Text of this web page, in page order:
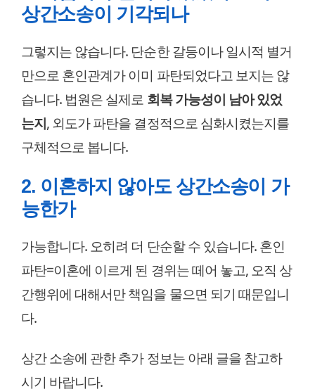
상간소송이 기각되나
그렇지는 않습니다. 단순한 갈등이나 일시적 별거
만으로 혼인관계가 이미 파탄되었다고 보지는 않
습니다. 법원은 실제로 회복 가능성이 남아 있었
는지, 외도가 파탄을 결정적으로 심화시켰는지를
구체적으로 봅니다.
2. 이혼하지 않아도 상간소송이 가
능한가
가능합니다. 오히려 더 단순할 수 있습니다. 혼인
파탄=이혼에 이르게 된 경위는 떼어 놓고, 오직 상
간행위에 대해서만 책임을 물으면 되기 때문입니
다.
상간 소송에 관한 추가 정보는 아래 글을 참고하
시기 바랍니다.